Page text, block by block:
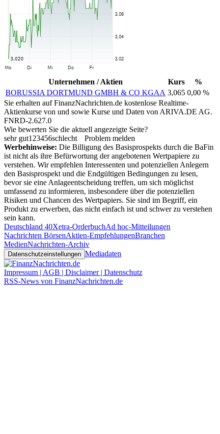
Unternehmen / Aktien Kurs
%
BORUSSIA DORTMUND GMBH & CO KGAA 3,065 0,00 %
Sie erhalten auf FinanzNachrichten.de kostenlose Realtime-
Aktienkurse von und sowie Kurse und Daten von ARIVA.DE AG.
FNRD-2.627.0
Wie bewerten Sie die aktuell angezeigte Seite?
sehr gut1 23456schlecht
Problem melden
Werbehinweise: Die Billigung des Basisprospekts durch die BaFin
ist nicht als ihre Befürwortung der angebotenen Wertpapiere zu
verstehen. Wir empfehlen Interessenten und potenziellen Anlegern
den Basisprospekt und die Endgültigen Bedingungen zu lesen,
bevor sie eine Anlageentscheidung treffen, um sich möglichst
umfassend zu informieren, insbesondere über die potenziellen
Risiken und Chancen des Wertpapiers. Sie sind im Begriff, ein
Produkt zu erwerben, das nicht einfach ist und schwer zu verstehen
sein kann.
Deutschland 40Xetra-OrderbuchAd hoc-Mitteilungen
Nachrichten BörsenAktien-EmpfehlungenBranchen
MedienNachrichten-Archiv
Datenschutzeinstellungen Mediadaten
Impressum | AGB | Disclaimer | Datenschutz
RSS-News von FinanzNachrichten.de